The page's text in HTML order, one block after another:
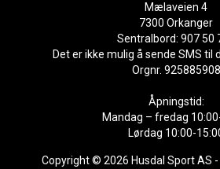
Mælaveien 4
7300 Orkanger
Sentralbord: 907 50
Det er ikke mulig å sende SMS til
Orgnr. 925885908
Åpningstid:
Mandag – fredag
Lørdag 10:00-
Copyright © 2026 Husdal Sport AS